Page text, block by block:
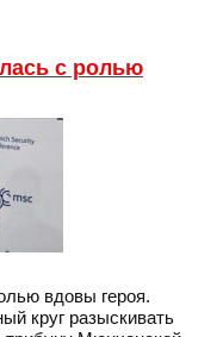
с ролью
вдовы героя.
круг разыскивать